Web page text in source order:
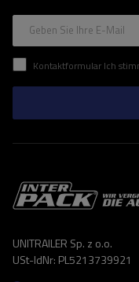
Geben Sie Ihre E-Mail
Kontaktformular Ich stimme der Verarbeitung meiner im
UNITRAILER Sp. z o.o.
USt-IdNr: PL5213739921